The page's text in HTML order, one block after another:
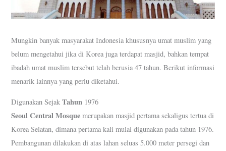
Mungkin banyak masyarakat Indonesia khususnya umat muslim yang
belum mengetahui jika di Korea juga terdapat masjid, bahkan tempat
ibadah umat muslim tersebut telah berusia 47 tahun. Berikut informasi
menarik lainnya yang perlu diketahui.
Digunakan SejakTahun 1976
Seoul Central Mosque merupakan masjid pertama sekaligus tertua di
Korea Selatan, dimana pertama kali mulai digunakan pada tahun 1976.
Pembangunan dilakukan di atas lahan seluas 5.000 meter persegi dan